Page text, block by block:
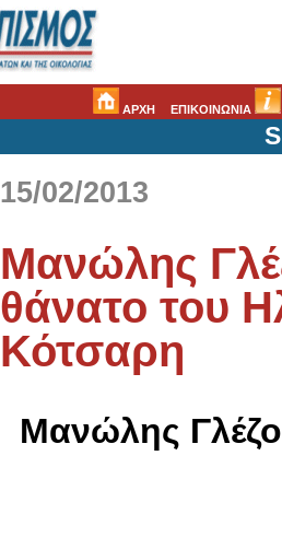
ΑΡΧΗ ΕΠΙΚΟΙΝΩΝΙΑ
15/02/2013
Μανώλης
θάνατο του
Κότσαρη
Μανώλης